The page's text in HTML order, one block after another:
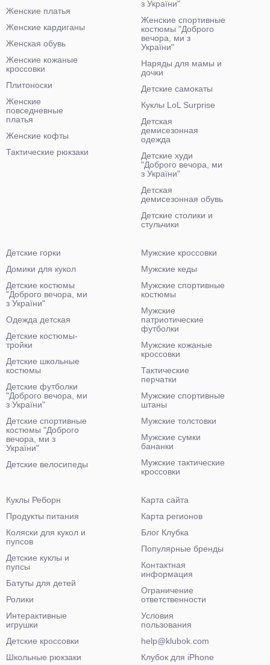
Женские платья
Женские кардиганы
Женская обувь
Женские кожаные
кроссовки
Плитоноски
Женские
повседневные
платья
Женские кофты
Тактические рюкзаки
з України"
Женские спортивные
костюмы "Доброго
вечора, ми з
України"
Наряды для мамы и
дочки
Детские самокаты
Куклы LoL Surprise
Детская
демисезонная
одежда
Детские худи
"Доброго вечора, ми
з України"
Детская
демисезонная обувь
Детские столики и
стульчики
Детские горки
Домики для кукол
Детские костюмы
"Доброго вечора, ми
з України"
Одежда детская
Детские костюмы-
тройки
Детские школьные
костюмы
Детские футболки
"Доброго вечора, ми
з України"
Детские спортивные
костюмы "Доброго
вечора, ми з
України"
Детские велосипеды
Мужские кроссовки
Мужские кеды
Мужские спортивные
костюмы
Мужские
патриотические
футболки
Мужские кожаные
кроссовки
Тактические
перчатки
Мужские спортивные
штаны
Мужские толстовки
Мужские сумки
бананки
Мужские тактические
кроссовки
Куклы Реборн
Продукты питания
Коляски для кукол и
пупсов
Детские куклы и
пупсы
Батуты для детей
Ролики
Интерактивные
игрушки
Детские кроссовки
Школьные рюкзаки
Карта сайта
Карта регионов
Блог Клубка
Популярные бренды
Контактная
информация
Ограничение
ответственности
Условия
пользования
help@klubok.com
Клубок для iPhone